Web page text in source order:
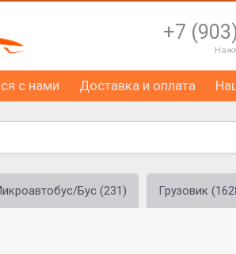
+7
с нами Доставка и оплата
Бус (231) Грузовик